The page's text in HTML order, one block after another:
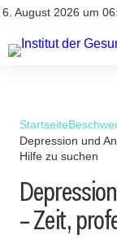
6. August 2026 um
Kontakt
Kontakt
AGBs
Startseite
Depression und
Hilfe zu suchen
– Zeit,